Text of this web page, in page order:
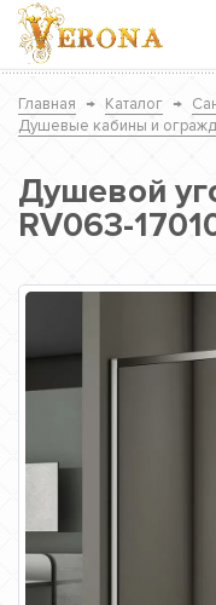
Главная → Каталог →
Душевые кабины и
Душевой
RV063-